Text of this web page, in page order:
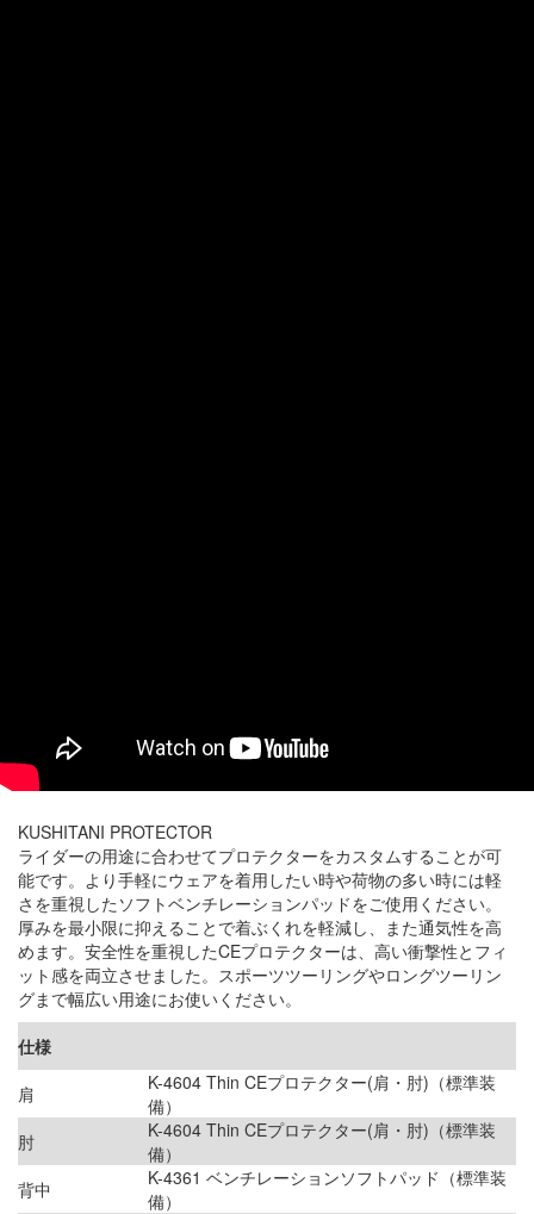
KUSHITANI PROTECTOR
ライダーの用途に合わせてプロテクターをカスタムすることが可
能です。より手軽にウェアを着用したい時や荷物の多い時には軽
さを重視したソフトベンチレーションパッドをご使用ください。
厚みを最小限に抑えることで着ぶくれを軽減し、また通気性を高
めます。安全性を重視したCEプロテクターは、高い衝撃性とフィ
ット感を両立させました。スポーツツーリングやロングツーリン
グまで幅広い用途にお使いください。
仕様
肩
K-4604 Thin CEプロテクター(肩・肘)（標準装
備）
肘
K-4604 Thin CEプロテクター(肩・肘)（標準装
備）
背中
K-4361 ベンチレーションソフトパッド（標準装
備）